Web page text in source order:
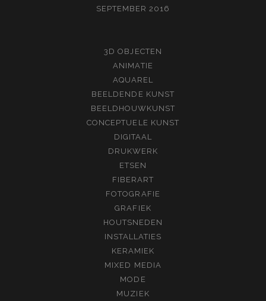
SEPTEMBER 2016
3D OBJECTEN
ANIMATIE
AQUAREL
BEELDENDE KUNST
BEELDHOUWKUNST
CONCEPTUELE KUNST
DIGITAAL
DRUKWERK
ETSEN
FIBERART
FOTOGRAFIE
GRAFIEK
HOUTSNEDEN
INSTALLATIES
KERAMIEK
MIXED MEDIA
MODE
MUZIEK